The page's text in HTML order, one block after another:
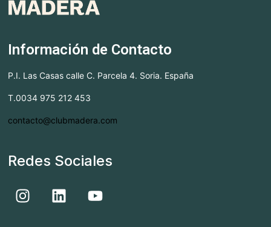
Información de Contacto
P.I. Las Casas calle C. Parcela 4. Soria. España
T.0034 975 212 453
contacto@clubmadera.com
Redes Sociales